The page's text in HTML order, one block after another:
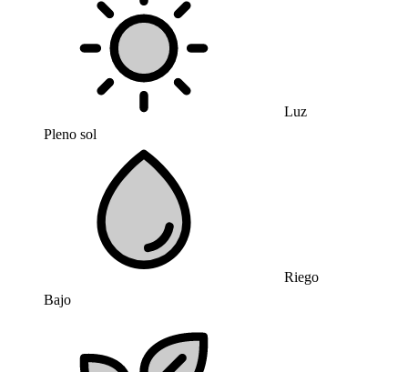
Luz
Pleno sol
Riego
Bajo